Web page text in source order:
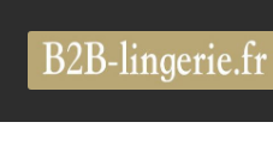
Aller
Aller
au
B2B Lingerie Site Officiel